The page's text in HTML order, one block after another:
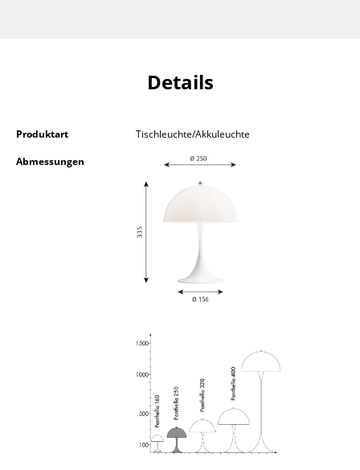
... alle Aufbewahrungsmöbel
Hängeleuchten & Deckenleuchten
Schreibtischleuchten
Stehleuchten & Leseleuchten
Details
Produktart
Tischleuchte/Akkuleuchte
Abmessungen